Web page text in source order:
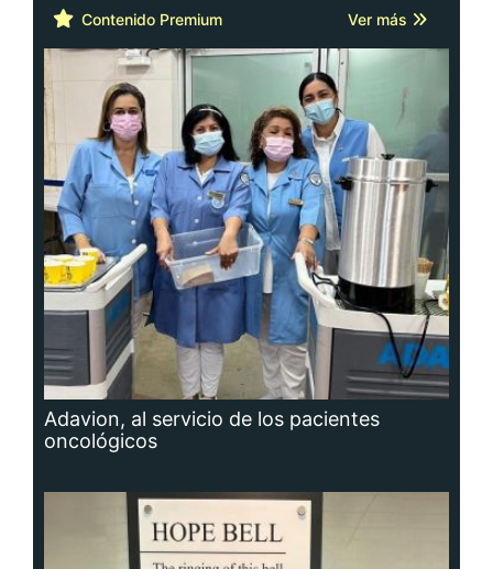
Contenido Premium Ver más
Adavion, al servicio de los pacientes
oncológicos